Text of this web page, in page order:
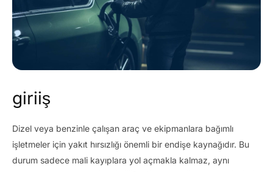
giriiş
Dizel veya benzinle çalışan araç ve ekipmanlara bağımlı
işletmeler için yakıt hırsızlığı önemli bir endişe kaynağıdır. Bu
durum sadece mali kayıplara yol açmakla kalmaz, aynı